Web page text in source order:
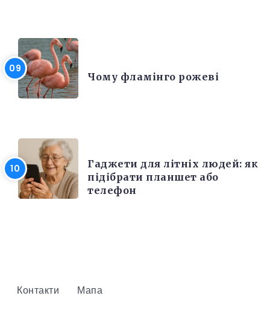
Чому фламінго рожеві
Гаджети для літніх людей: як
підібрати планшет або
телефон
Контакти Мапа